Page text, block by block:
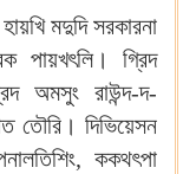
মদুদি সরকারনা
পায়খৎলি। গ্রিদ
অমসুং রাউন্দ-দ-
দিভিয়েসন
ককথৎপা